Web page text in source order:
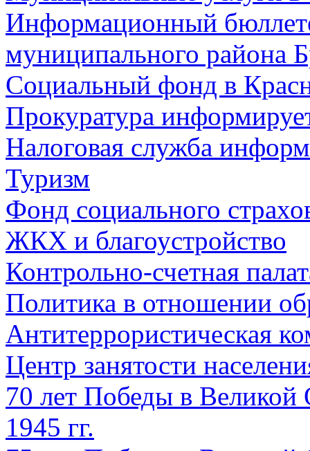
Информационный
муниципального района
Социальный фонд в
Прокуратура
Налоговая служба
Туризм
Фонд социального
ЖКХ и благоустройство
Контрольно-счетная
Политика в отношении
Антитеррористическая
Центр занятости
70 лет Победы в Великой
1945 гг.